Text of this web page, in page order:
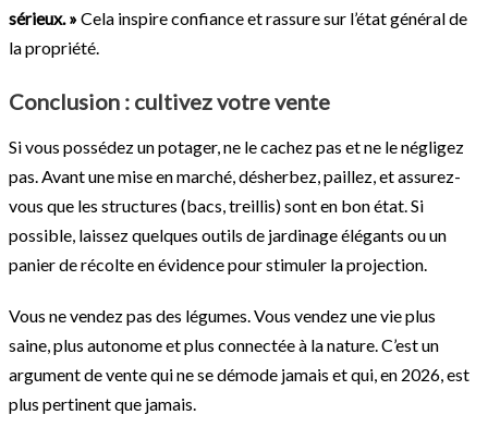
sérieux. »Cela inspire confiance et rassure sur l’état général de
la propriété.
Conclusion : cultivez votre vente
Si vous possédez un potager, ne le cachez pas et ne le négligez
pas. Avant une mise en marché, désherbez, paillez, et assurez-
vous que les structures (bacs, treillis) sont en bon état. Si
possible, laissez quelques outils de jardinage élégants ou un
panier de récolte en évidence pour stimuler la projection.
Vous ne vendez pas des légumes. Vous vendez une vie plus
saine, plus autonome et plus connectée à la nature. C’est un
argument de vente qui ne se démode jamais et qui, en 2026, est
plus pertinent que jamais.